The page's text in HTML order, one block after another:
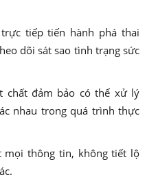
tiếp tiến hành phá thai
dõi sát sao tình trạng sức
chất đảm bảo có thể xử lý
nhau trong quá trình thực
mọi thông tin, không tiết lộ